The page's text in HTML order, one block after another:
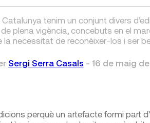
Catalunya tenim un conjunt divers
plena vigència, concebuts en el
la necessitat de reconèixer-los i ser
Sergi Serra Casals - 16 de maig
perquè un artefacte formi part